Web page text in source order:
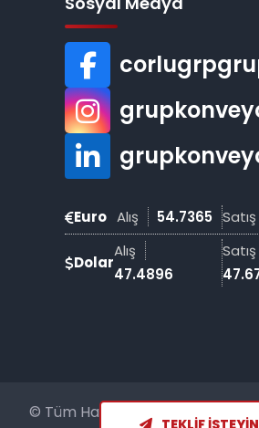
TEKLIF İSTEYIN
Euro Alış 54.7365 Satış
Dolar
Alış
47.4896
Satış
© Tüm Hakları Saklıdır | Grup